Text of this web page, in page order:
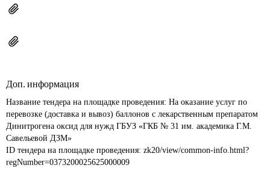
Доп. информация
Название тендера на площадке проведения: На оказание услуг по
перевозке (доставка и вывоз) баллонов с лекарственным препаратом
Динитрогена оксид для нужд ГБУЗ «ГКБ № 31 им. академика Г.М.
ID тендера на площадке проведения: zk20/view/common-info.html?
regNumber=0373200025625000009